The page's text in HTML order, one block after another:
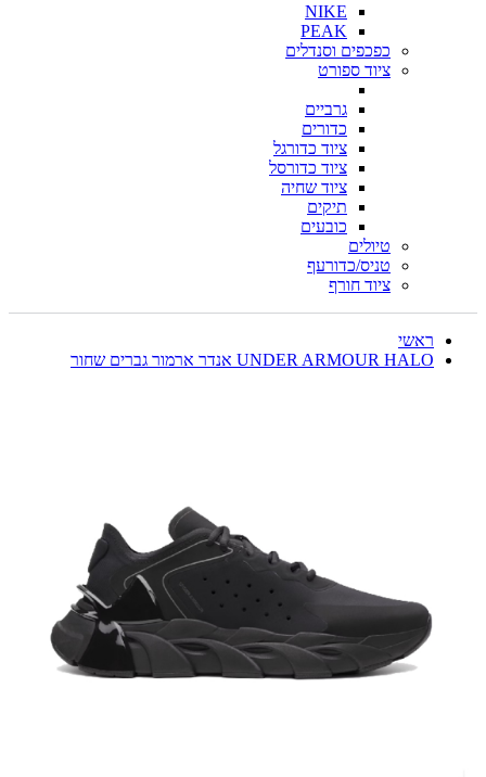
NIKE
PEAK
כפכפים וסנדלים
ציוד ספורט
גרביים
כדורים
ציוד כדורגל
ציוד כדורסל
ציוד שחיה
תיקים
כובעים
טיולים
טניס/כדורעף
ציוד חורף
ראשי
UNDER ARMOUR HALO אנדר ארמור גברים שחור